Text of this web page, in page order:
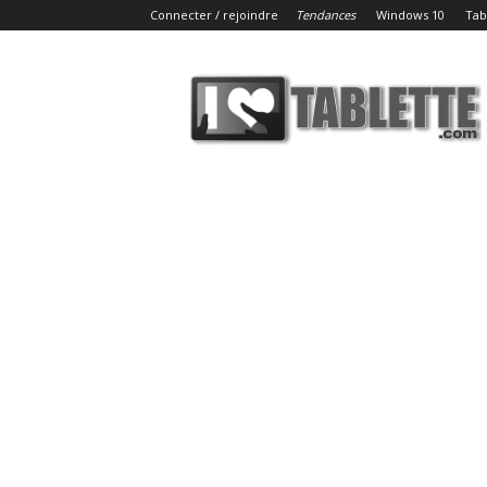
Connecter / rejoindre Tendances Windows 10